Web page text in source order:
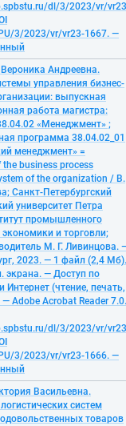
dl/3/2023/vr/
3/2023/vr/vr23-1667. —
Андреевна.
управления бизнес-
выпускная
работа магистра:
«Менеджмент» ;
программа 38.04.02_01
менеджмент» =
the business process
of the organization / В.
Санкт-Петербургский
университет Петра
промышленного
и торговли;
М. Г. Ливинцова.
2023. — 1 файл (2,4 Мб).
экрана. — Доступ по
Интернет (чтение, печать,
Adobe Acrobat Reader 7.0.
dl/3/2023/vr/
3/2023/vr/vr23-1666. —
Васильевна.
систем
товаров